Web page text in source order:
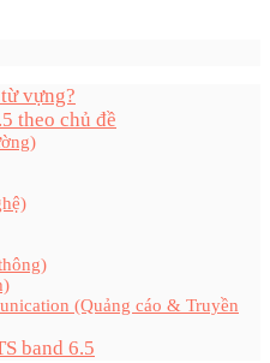
vựng?
theo chủ đề
(Quảng cáo & Truyền
band 6.5